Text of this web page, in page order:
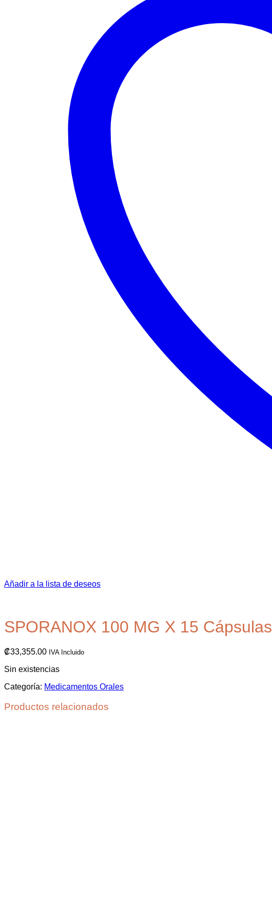
Añadir a la lista de deseos
SPORANOX 100 MG X 15 Cápsulas
₡33,355.00 IVA Incluido
Sin existencias
Categoría: Medicamentos Orales
Productos relacionados